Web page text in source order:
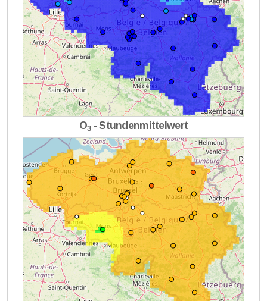
O3- Stundenmittelwert